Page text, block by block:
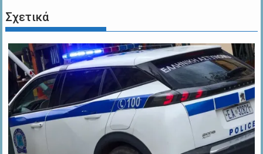
Σχετικά